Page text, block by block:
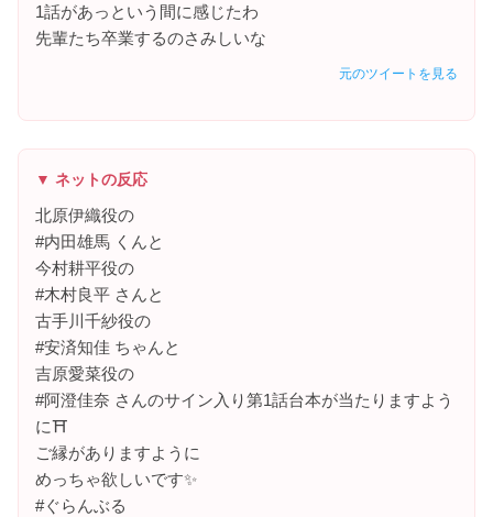
1話があっという間に感じたわ
先輩たち卒業するのさみしいな
元のツイートを見る
▼ ネットの反応
北原伊織役の
#内田雄馬 くんと
今村耕平役の
#木村良平 さんと
古手川千紗役の
#安済知佳 ちゃんと
吉原愛菜役の
#阿澄佳奈 さんのサイン入り第1話台本が当たりますよう
に⛩️
ご縁がありますように
めっちゃ欲しいです✨
#ぐらんぶる